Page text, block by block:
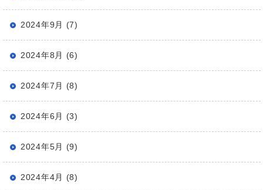
2024年9月 (7)
2024年8月 (6)
2024年7月 (8)
2024年6月 (3)
2024年5月 (9)
2024年4月 (8)